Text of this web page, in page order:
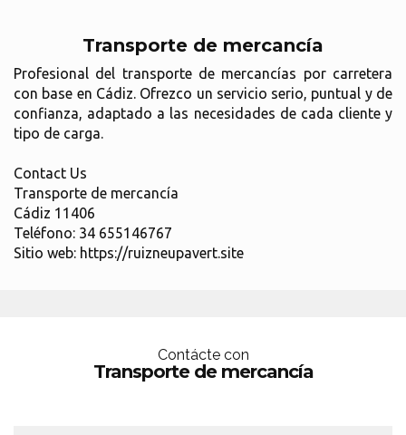
Transporte de mercancía
Profesional del transporte de mercancías por carretera
con base en Cádiz. Ofrezco un servicio serio, puntual y de
confianza, adaptado a las necesidades de cada cliente y
tipo de carga.
Contact Us
Transporte de mercancía
Cádiz 11406
Teléfono: 34 655146767
Sitio web: https://ruizneupavert.site
Contácte con
Transporte de mercancía